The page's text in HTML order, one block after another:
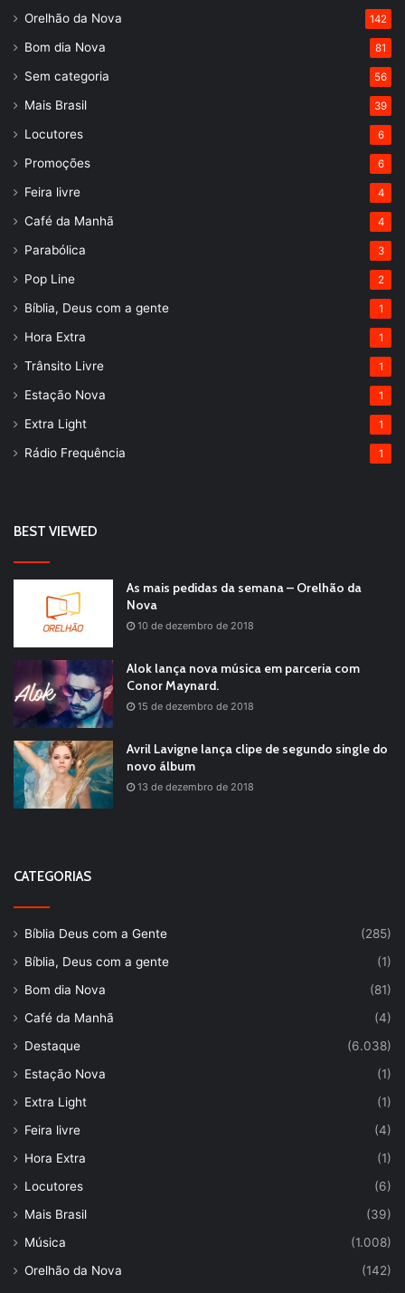
Orelhão da Nova 142
Bom dia Nova 81
Sem categoria 56
Mais Brasil 39
Locutores 6
Promoções 6
Feira livre 4
Café da Manhã 4
Parabólica 3
Pop Line 2
Bíblia, Deus com a gente 1
Hora Extra 1
Trânsito Livre 1
Estação Nova 1
Extra Light 1
Rádio Frequência 1
BEST VIEWED
As mais pedidas da semana – Orelhão da
Nova
10 de dezembro de 2018
Alok lança nova música em parceria com
Conor Maynard.
15 de dezembro de 2018
Avril Lavigne lança clipe de segundo single do
novo álbum
13 de dezembro de 2018
CATEGORIAS
Bíblia Deus com a Gente
(285)
Bíblia, Deus com a gente
(1)
Bom dia Nova
(81)
Café da Manhã
(4)
Destaque
(6.038)
Estação Nova
(1)
Extra Light
(1)
Feira livre
(4)
Hora Extra
(1)
Locutores
(6)
Mais Brasil
(39)
Música
(1.008)
Orelhão da Nova
(142)